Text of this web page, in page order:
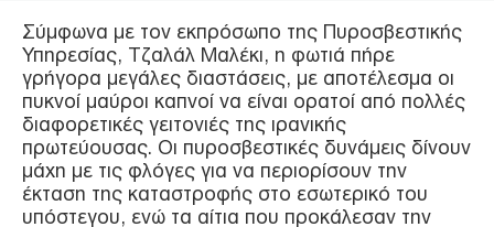
Σύμφωνα με τον εκπρόσωπο της Πυροσβεστικής
Υπηρεσίας, Τζαλάλ Μαλέκι, η φωτιά πήρε
γρήγορα μεγάλες διαστάσεις, με αποτέλεσμα οι
πυκνοί μαύροι καπνοί να είναι ορατοί από πολλές
διαφορετικές γειτονιές της ιρανικής
πρωτεύουσας. Οι πυροσβεστικές δυνάμεις δίνουν
μάχη με τις φλόγες για να περιορίσουν την
έκταση της καταστροφής στο εσωτερικό του
υπόστεγου, ενώ τα αίτια που προκάλεσαν την